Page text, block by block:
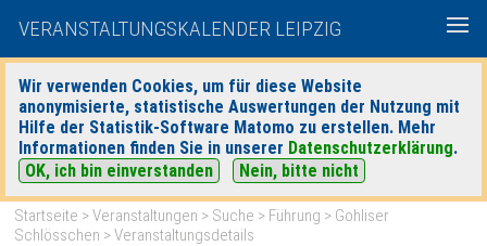
VERANSTALTUNGSKALENDER LEIPZIG
Wir verwenden Cookies, um für diese Website
anonymisierte, statistische Auswertungen der Nutzung mit
Hilfe der Statistik-Software Matomo zu erstellen. Mehr
Informationen finden Sie in unserer Datenschutzerklärung.
OK, ich bin einverstanden
Nein, bitte nicht
heute|morgen| Detaillierte Suche
Startseite >Veranstaltungen > Suche > Führung > Gohliser
Schlösschen > Veranstaltungsdetails